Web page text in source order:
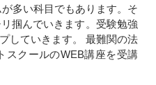
多い科目でもあります。そ
掴んでいきます。受験勉強
していきます。 最難関の法
スクールのWEB講座を受講